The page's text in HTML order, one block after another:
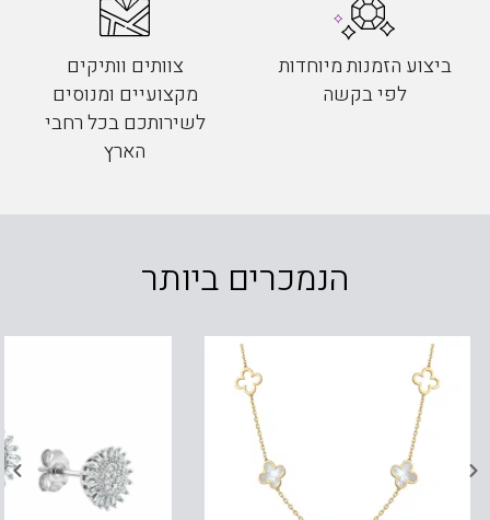
ביצוע הזמנות מיוחדות
לפי בקשה
צוותים וותיקים
מקצועיים ומנוסים
לשירותכם בכל רחבי
הארץ
הנמכרים ביותר